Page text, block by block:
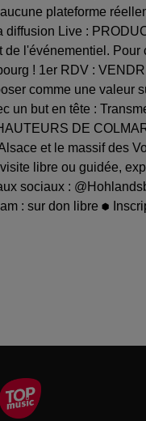
plateforme
Live :
l'événementiel.
! 1er RDV :
comme une valeur
but en tête :
DE
et le massif des
libre ou guidée,
sociaux :
: sur don libre ⬢